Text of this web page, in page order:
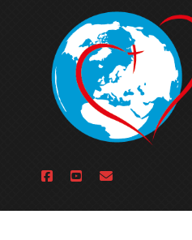
facebook
youtubeemail